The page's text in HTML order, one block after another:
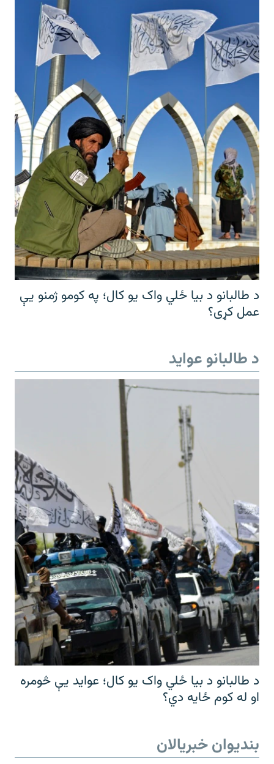
د طالبانو د بیا ځلي واک یو کال؛ په کومو ژمنو یې
عمل کړی؟
د طالبانو عواید
د طالبانو د بیا ځلي واک یو کال؛ عواید یې څومره
او له کوم ځایه دي؟
بندیوان خبریالان